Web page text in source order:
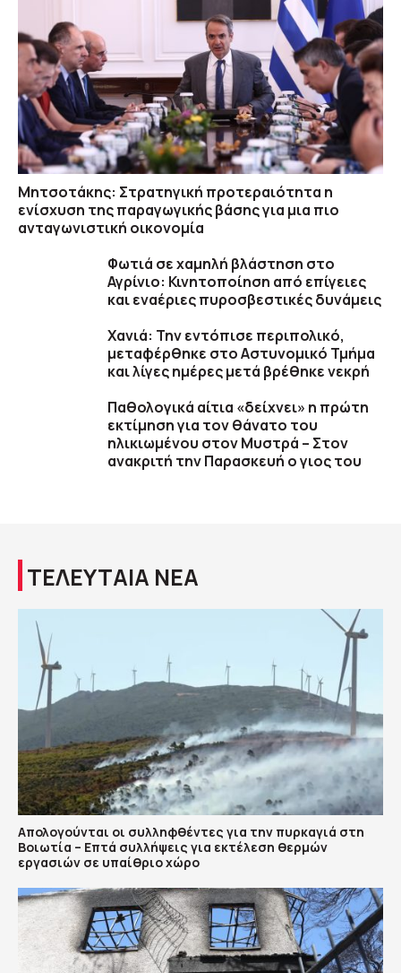
Μητσοτάκης: Στρατηγική προτεραιότητα η
ενίσχυση της παραγωγικής βάσης για μια πιο
ανταγωνιστική οικονομία
Φωτιά σε χαμηλή βλάστηση στο
Αγρίνιο: Κινητοποίηση από επίγειες
και εναέριες πυροσβεστικές δυνάμεις
Χανιά: Την εντόπισε περιπολικό,
μεταφέρθηκε στο Αστυνομικό Τμήμα
και λίγες ημέρες μετά βρέθηκε νεκρή
Παθολογικά αίτια «δείχνει» η πρώτη
εκτίμηση για τον θάνατο του
ηλικιωμένου στον Μυστρά – Στον
ανακριτή την Παρασκευή ο γιος του
ΤΕΛΕΥΤΑΙΑ ΝΕΑ
Απολογούνται οι συλληφθέντες για την πυρκαγιά στη
Βοιωτία – Επτά συλλήψεις για εκτέλεση θερμών
εργασιών σε υπαίθριο χώρο